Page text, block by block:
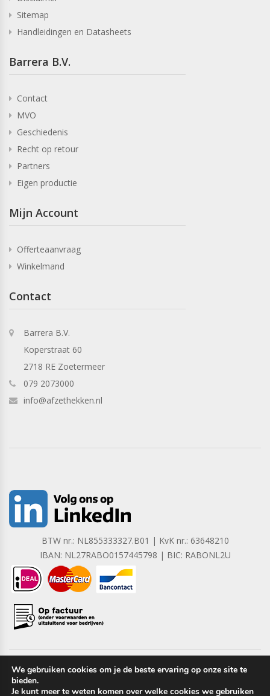
Sitemap
Handleidingen en Datasheets
Barrera B.V.
Contact
MVO
Geschiedenis
Recht op retour
Partners
Eigen productie
Mijn Account
Offerteaanvraag
Winkelmand
Contact
Barrera B.V.
Koperstraat 60
2718 RE Zoetermeer
079 2073000
info@afzethekken.nl
BTW nr.: NL855333327.B01 | KvK nr.: 63648210
IBAN: NL27RABO0157445798 | BIC: RABONL2U
Copyright © 2023 Barrera B.V. Alle rechten voorbehouden.
We gebruiken cookies om je de beste ervaring op onze site te
bieden.
Je kunt meer te weten komen over welke cookies we gebruiken